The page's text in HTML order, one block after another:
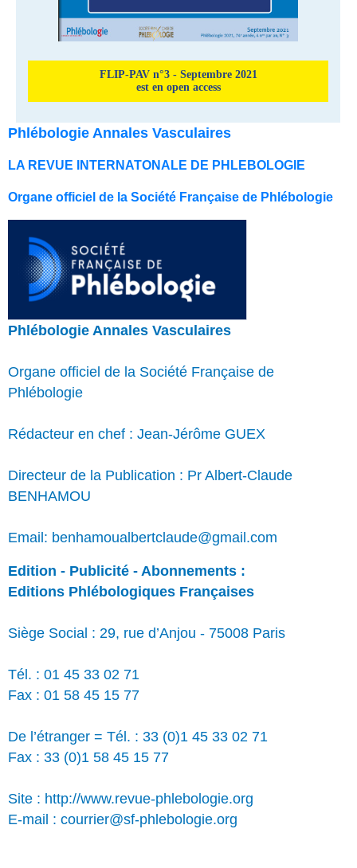
FLIP-PAV n°3 - Septembre 2021
est en open access
Phlébologie Annales Vasculaires
LA REVUE INTERNATONALE DE PHLEBOLOGIE
Organe officiel de la Société Française de Phlébologie
Phlébologie Annales Vasculaires
Organe officiel de la Société Française de
Phlébologie
Rédacteur en chef : Jean-Jérôme GUEX
Directeur de la Publication : Pr Albert-Claude
BENHAMOU
Email: benhamoualbertclaude@gmail.com
Edition - Publicité - Abonnements :
Editions Phlébologiques Françaises
Siège Social : 29, rue d’Anjou - 75008 Paris
Tél. : 01 45 33 02 71
Fax : 01 58 45 15 77
De l’étranger = Tél. : 33 (0)1 45 33 02 71
Fax : 33 (0)1 58 45 15 77
Site : http://www.revue-phlebologie.org
E-mail : courrier@sf-phlebologie.org